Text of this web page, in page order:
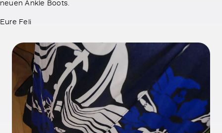
neuen Ankle Boots.
Eure Feli